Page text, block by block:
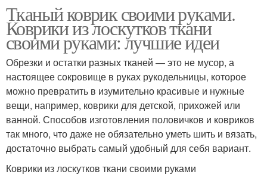
Тканый коврик своими руками.
Коврики из лоскутков ткани
своими руками: лучшие идеи
Обрезки и остатки разных тканей — это не мусор, а
настоящее сокровище в руках рукодельницы, которое
можно превратить в изумительно красивые и нужные
вещи, например, коврики для детской, прихожей или
ванной. Способов изготовления половичков и ковриков
так много, что даже не обязательно уметь шить и вязать,
достаточно выбрать самый удобный для себя вариант.
Коврики из лоскутков ткани своими руками